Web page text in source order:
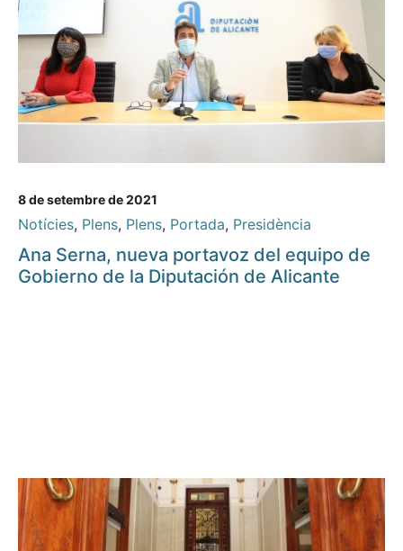
8 de setembre de 2021
Notícies, Plens, Plens, Portada, Presidència
Ana Serna, nueva portavoz del equipo de
Gobierno de la Diputación de Alicante